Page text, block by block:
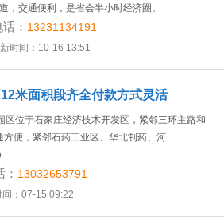
，交通便利，是省会半小时经济圈。
： 13231134191
时间：10-16 13:51
米面积段齐全付款方式灵活
区位于石家庄经济技术开发区，紧邻三环主路和
便，紧邻石药工业区、华北制药、河
： 13032653791
间：07-15 09:22